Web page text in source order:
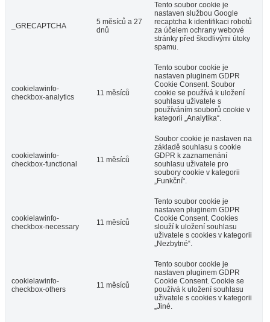
_GRECAPTCHA
5 měsíců a 27
dnů
Tento soubor cookie je
nastaven službou Google
recaptcha k identifikaci robotů
za účelem ochrany webové
stránky před škodlivými útoky
spamu.
cookielawinfo-
checkbox-analytics
11 měsíců
Tento soubor cookie je
nastaven pluginem GDPR
Cookie Consent. Soubor
cookie se používá k uložení
souhlasu uživatele s
používáním souborů cookie v
kategorii „Analytika“.
cookielawinfo-
checkbox-functional
11 měsíců
Soubor cookie je nastaven na
základě souhlasu s cookie
GDPR k zaznamenání
souhlasu uživatele pro
soubory cookie v kategorii
„Funkční“.
cookielawinfo-
checkbox-necessary
11 měsíců
Tento soubor cookie je
nastaven pluginem GDPR
Cookie Consent. Cookies
slouží k uložení souhlasu
uživatele s cookies v kategorii
„Nezbytné“.
cookielawinfo-
checkbox-others
11 měsíců
Tento soubor cookie je
nastaven pluginem GDPR
Cookie Consent. Cookie se
používá k uložení souhlasu
uživatele s cookies v kategorii
„Jiné.